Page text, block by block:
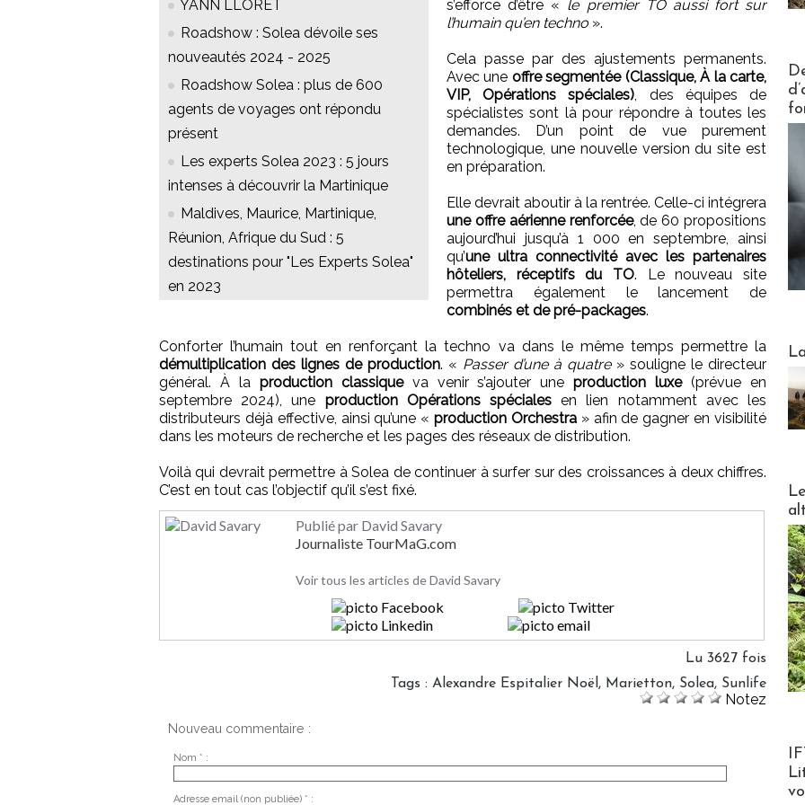
YANN LLORET
Roadshow : Solea dévoile ses
nouveautés 2024 - 2025
Roadshow Solea : plus de 600
agents de voyages ont répondu
présent
Les experts Solea 2023 : 5 jours
intenses à découvrir la Martinique
Maldives, Maurice, Martinique,
Réunion, Afrique du Sud : 5
destinations pour "Les Experts Solea"
en 2023
s’efforce d’être « le premier TO aussi fort sur
l’humain qu’en techno ».
Cela passe par des ajustements permanents.
Avec une offre segmentée (Classique, À la carte,
VIP, Opérations spéciales) , des équipes de
spécialistes sont là pour répondre à toutes les
demandes. D’un point de vue purement
technologique, une nouvelle version du site est
en préparation.
Elle devrait aboutir à la rentrée. Celle-ci intégrera
une offre aérienne renforcée, de 60 propositions
aujourd’hui jusqu’à 1 000 en septembre, ainsi
qu’une ultra connectivité avec les partenaires
hôteliers, réceptifs du TO. Le nouveau site
permettra également le lancement de
combinés et de pré-packages.
Conforter l’humain tout en renforçant la techno va dans le même temps permettre la
démultiplication des lignes de production. « Passer d’une à quatre» souligne le directeur
général. À la production classiqueva venir s’ajouter uneproduction luxe(prévue en
septembre 2024), une production Opérations spéciales en lien notamment avec les
distributeurs déjà effective, ainsi qu’une «production Orchestra» afin de gagner en visibilité
dans les moteurs de recherche et les pages des réseaux de distribution.
Voilà qui devrait permettre à Solea de continuer à surfer sur des croissances à deux chiffres.
C’est en tout cas l’objectif qu’il s’est fixé.
Publié par David Savary
Journaliste TourMaG.com
Voir tous les articles de David Savary
Lu 3627 fois
Tags : Alexandre Espitalier Noël , Marietton, Solea, Sunlife
Notez
Nouveau commentaire :
Nom * :
Adresse email (non publiée) * :